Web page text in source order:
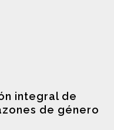
integral de
de género